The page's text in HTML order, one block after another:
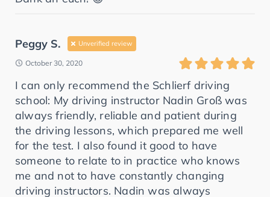
Peggy S. Unverified review
October 30, 2020
I can only recommend the Schlierf driving
school: My driving instructor Nadin Groß was
always friendly, reliable and patient during
the driving lessons, which prepared me well
for the test. I also found it good to have
someone to relate to in practice who knows
me and not to have constantly changing
driving instructors. Nadin was always